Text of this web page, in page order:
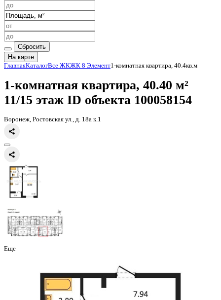
Сбросить
На карте
Главная КаталогВсе ЖКЖК 8 Элемент
1-комнатная квартира, 40.40
11/15 этаж
Воронеж, Ростовская ул., д. 18а к.1